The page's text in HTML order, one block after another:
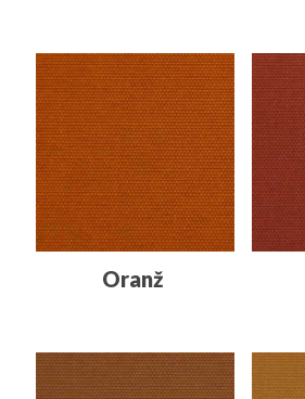
Oranž